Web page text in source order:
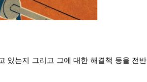
있는지 그리고 그에 대한 해결책 등을 전반